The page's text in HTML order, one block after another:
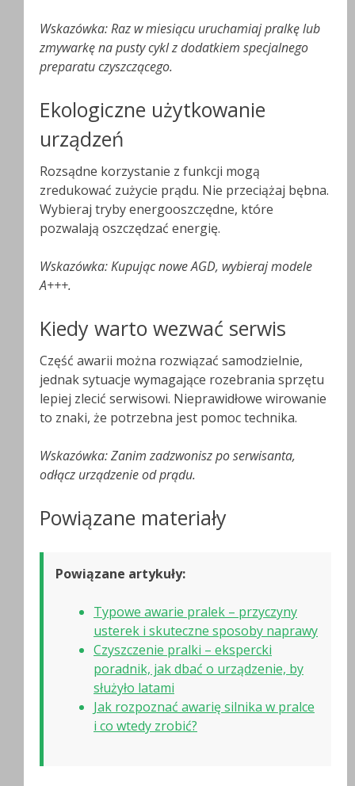
Wskazówka: Raz w miesiącu uruchamiaj pralkę lub
zmywarkę na pusty cykl z dodatkiem specjalnego
preparatu czyszczącego.
Ekologiczne użytkowanie
urządzeń
Rozsądne korzystanie z funkcji mogą
zredukować zużycie prądu. Nie przeciążaj bębna.
Wybieraj tryby energooszczędne, które
pozwalają oszczędzać energię.
Wskazówka: Kupując nowe AGD, wybieraj modele
A+++.
Kiedy warto wezwać serwis
Część awarii można rozwiązać samodzielnie,
jednak sytuacje wymagające rozebrania sprzętu
lepiej zlecić serwisowi. Nieprawidłowe wirowanie
to znaki, że potrzebna jest pomoc technika.
Wskazówka: Zanim zadzwonisz po serwisanta,
odłącz urządzenie od prądu.
Powiązane materiały
Powiązane artykuły:
Typowe awarie pralek – przyczyny
usterek i skuteczne sposoby naprawy
Czyszczenie pralki – ekspercki
poradnik, jak dbać o urządzenie, by
służyło latami
Jak rozpoznać awarię silnika w pralce
i co wtedy zrobić?